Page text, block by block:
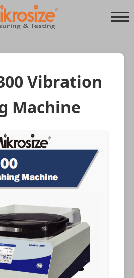
Vibration
Machine